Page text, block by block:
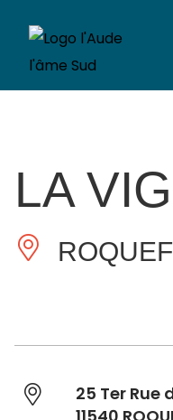
LA
25 Ter Rue